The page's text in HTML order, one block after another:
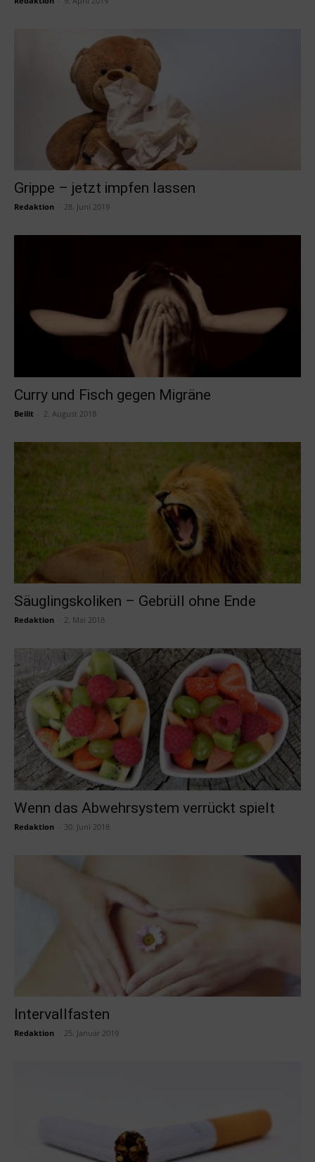
Grippe – jetzt impfen lassen
Redaktion 28. Juni 2019
Curry und Fisch gegen Migräne
Beilit 2. August 2018
Säuglingskoliken – Gebrüll ohne Ende
Redaktion 2. Mai 2018
Wenn das Abwehrsystem verrückt spielt
Redaktion 30. Juni 2018
Intervallfasten
Redaktion 25. Januar 2019